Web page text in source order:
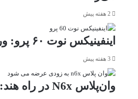
2 هفته پیش
اینفینیکس نوت ۶۰ پرو: ورود رقیب تازه‌نفس به بازار میان‌رده هند
3 هفته پیش
وان‌پلاس N6x در راه هند: نگاهی به مشخصات و جایگاه در بازار